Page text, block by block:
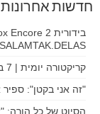
חדשות אחרונות
SALAMTAK.DELAS
קריקטורה יומית | 7 באוגוסט 2026
"זה אני בקטן":
הסיוט של כל הורה: